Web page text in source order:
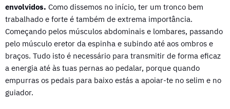
envolvidos. Como dissemos no início, ter um tronco bem
trabalhado e forte é também de extrema importância.
Começando pelos músculos abdominais e lombares, passando
pelo músculo eretor da espinha e subindo até aos ombros e
braços. Tudo isto é necessário para transmitir de forma eficaz
a energia até às tuas pernas ao pedalar, porque quando
empurras os pedais para baixo estás a apoiar-te no selim e no
guiador.